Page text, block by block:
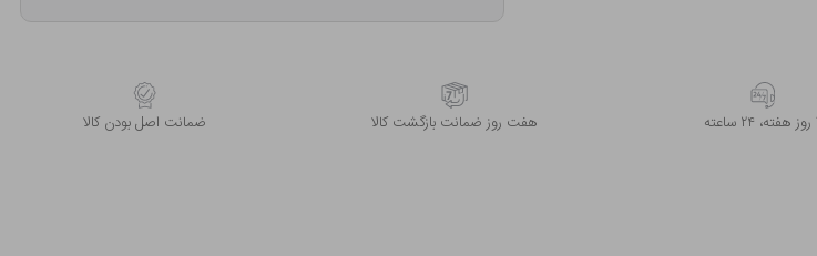
هفت روز ضمانت بازگشت کالا ﺿﻤﺎﻧﺖ اﺻﻞ ﺑﻮدن ﮐﺎﻟﺎ